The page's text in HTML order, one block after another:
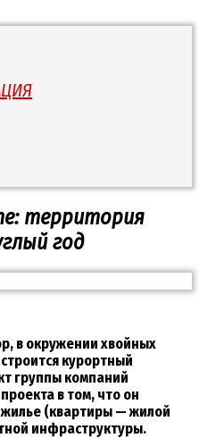
территория
год
в окружении хвойных
курортный
группы компаний
в том, что он
жилье (квартиры — жилой
инфраструктуры.